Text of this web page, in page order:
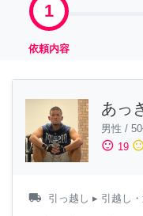
1
依頼内容
あっ
男性 /
sentiment_satisfied 19
local_shipping 引っ越し ▸ 引越し